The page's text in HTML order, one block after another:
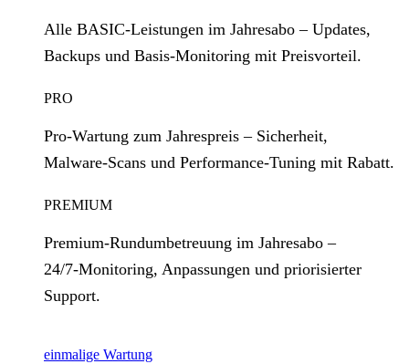
Alle BASIC‑Leistungen im Jahresabo – Updates,
Backups und Basis‑Monitoring mit Preisvorteil.
PRO
Pro‑Wartung zum Jahrespreis – Sicherheit,
Malware‑Scans und Performance‑Tuning mit Rabatt.
PREMIUM
Premium‑Rundumbetreuung im Jahresabo –
24/7‑Monitoring, Anpassungen und priorisierter
Support.
einmalige Wartung